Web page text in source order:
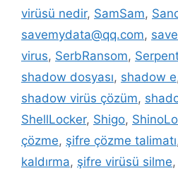
virüsü nedir, SamSam,
savemydata@qq.com,
virus, SerbRansom,
shadow dosyası, shadow e
shadow virüs çözüm,
ShellLocker, Shigo,
çözme, şifre çözme talimatı
kaldırma, şifre virüsü silme,